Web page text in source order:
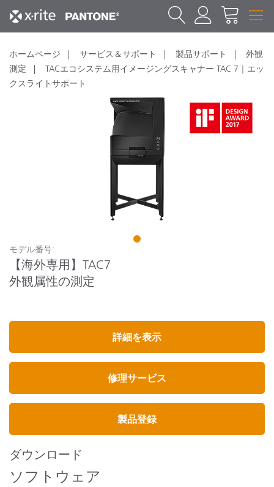
ホームページ サービス＆サポート 製品サポート
外観
測定
TACエコシステム用イメージングスキャナー TAC 7｜エッ
クスライトサポート
1
モデル番号:
【海外専用】TAC7
外観属性の測定
詳細を表示
修理サービス
製品登録
ダウンロード
ソフトウェア